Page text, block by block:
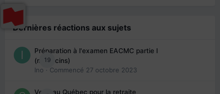
Dernières réactions aux sujets
19
Préparation à l'examen EACMC partie I
(médecins)
Ino · Commencé 27 octobre 2023
Venir au Québec pour la retraite